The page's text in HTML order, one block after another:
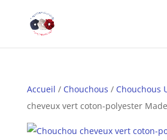
Accueil / Chouchous / Chouchous
cheveux vert coton-polyester